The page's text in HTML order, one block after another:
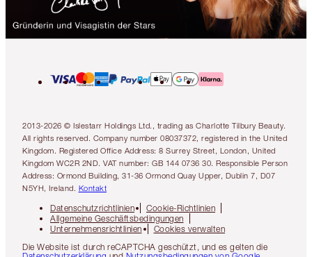
2013-2026 © Islestarr Holdings Ltd., trading as Charlotte Tilbury Beauty.
All rights reserved. Company number 08037372, registered in the United
Kingdom. Registered Office Address: 8 Surrey Street, London, United
Kingdom WC2R 2ND. VAT number: GB 144 0736 30. Responsible Person
Address: Ormond Building, 31-36 Ormond Quay Upper, Dublin 7, D07
N5YH, Ireland. Kontakt
Datenschutzrichtlinien
Cookie-Richtlinien
Allgemeine Geschäftsbedingungen
Unternehmensrichtlinien
Cookies verwalten
Die Website ist durch reCAPTCHA geschützt, und es gelten die